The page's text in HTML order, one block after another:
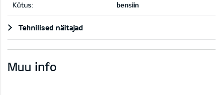
Kütus: bensiin
Tehnilised näitajad
Muu info